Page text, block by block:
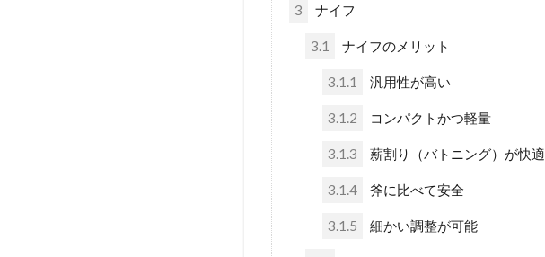
3 ナイフ
3.1 ナイフのメリット
3.1.1 汎用性が高い
3.1.2 コンパクトかつ軽量
3.1.3 薪割り（バトニング）が快適
3.1.4 斧に比べて安全
3.1.5 細かい調整が可能